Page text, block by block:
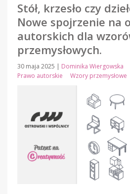
Stół, krzesło czy
Nowe spojrzenie na
autorskich dla
przemysłowych.
30 maja 2025
Dominika Wiergowska
Prawo autorskie
Wzory przemysłowe